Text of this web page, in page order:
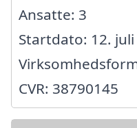
Ansatte: 3
Startdato: 12. juli
CVR: 38790145